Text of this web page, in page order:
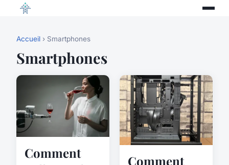
Accueil › Smartphones
Smartphones
Comment
Comment